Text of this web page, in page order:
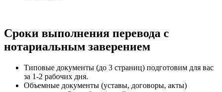
Сроки выполнения перевода с
нотариальным заверением
Типовые документы (до 3 страниц) подготовим для вас
за 1-2 рабочих дня.
Объемные документы (уставы, договоры, акты)